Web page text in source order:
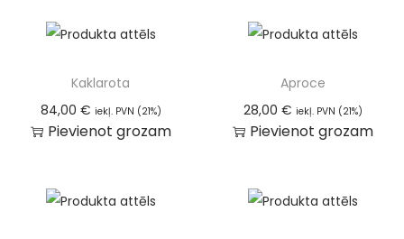
Kaklarota
84,00 € iekļ. PVN (21%)
Pievienot grozam
Aproce
28,00 € iekļ. PVN (21%)
Pievienot grozam